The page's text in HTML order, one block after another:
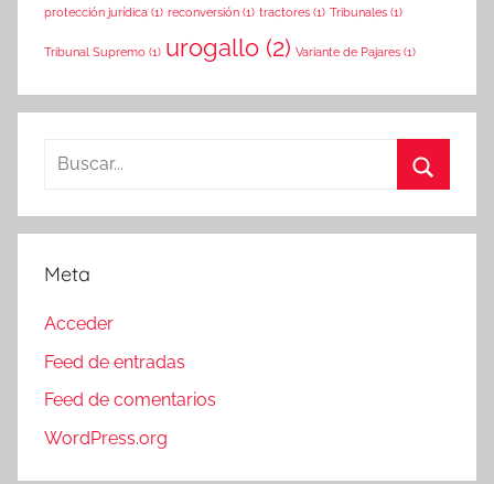
protección jurídica (1) reconversión (1) tractores (1) Tribunales (1)
Tribunal Supremo (1) urogallo (2) Variante de Pajares (1)
Buscar:
Meta
Acceder
Feed de entradas
Feed de comentarios
WordPress.org